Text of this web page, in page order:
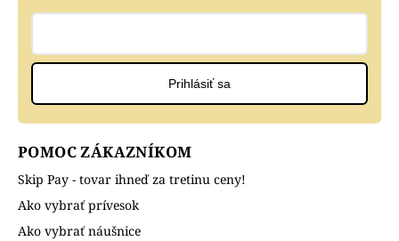
POMOC ZÁKAZNÍKOM
Skip Pay - tovar ihneď za tretinu ceny!
Ako vybrať prívesok
Ako vybrať náušnice
Prihlásiť sa